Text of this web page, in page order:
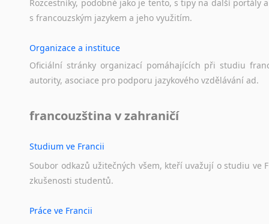
Rozcestníky, podobné jako je tento, s tipy na další portály a
s francouzským jazykem a jeho využitím.
Organizace a instituce
Oficiální stránky organizací pomáhajících při studiu
autority, asociace pro podporu jazykového vzdělávání ad.
francouzština v zahraničí
Studium ve Francii
Soubor odkazů užitečných všem, kteří uvažují o studiu ve
zkušenosti studentů.
Práce ve Francii